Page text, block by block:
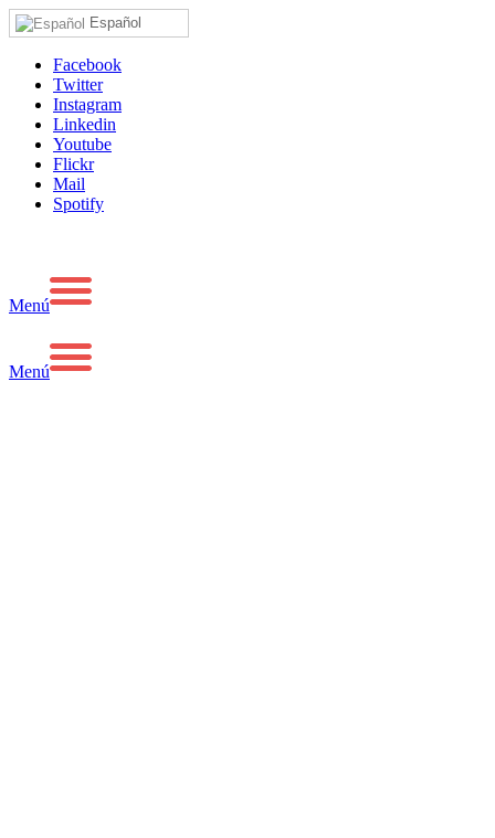
Español
Facebook
Twitter
Instagram
Linkedin
Youtube
Flickr
Mail
Spotify
Menú
Menú